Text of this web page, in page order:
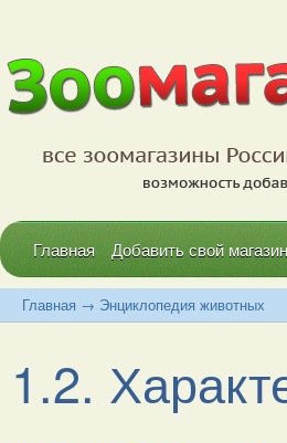
Главная Добавить свой магазин
Главная → Энциклопедия животных
1.2.